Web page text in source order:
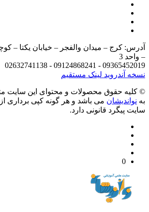
3
09365452019 - 09124868241 -
آندرویدلینک مستقیم
حقوق محصولات و محتوای اين سایت متعلق
می باشد و هر گونه کپی برداری از
پیگرد قانونی دارد.